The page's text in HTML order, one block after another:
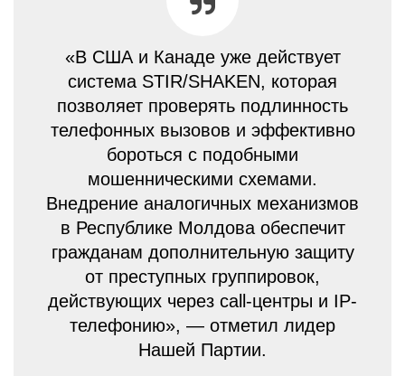
«В США и Канаде уже действует
система STIR/SHAKEN, которая
позволяет проверять подлинность
телефонных вызовов и эффективно
бороться с подобными
мошенническими схемами.
Внедрение аналогичных механизмов
в Республике Молдова обеспечит
гражданам дополнительную защиту
от преступных группировок,
действующих через call-центры и IP-
телефонию», — отметил лидер
Нашей Партии.